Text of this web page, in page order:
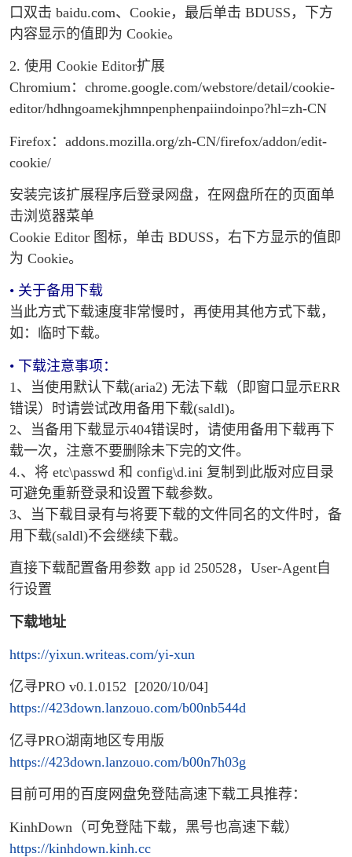
口双击 baidu.com、Cookie，最后单击 BDUSS，下方
内容显示的值即为 Cookie。
2. 使用 Cookie Editor扩展
Chromium：chrome.google.com/webstore/detail/cookie-
editor/hdhngoamekjhmnpenphenpaiindoinpo?hl=zh-CN
Firefox：addons.mozilla.org/zh-CN/firefox/addon/edit-
cookie/
安装完该扩展程序后登录网盘，在网盘所在的页面单
击浏览器菜单
Cookie Editor 图标，单击 BDUSS，右下方显示的值即
为 Cookie。
• 关于备用下载
当此方式下载速度非常慢时，再使用其他方式下载，
如：临时下载。
• 下载注意事项：
1、当使用默认下载(aria2) 无法下载（即窗口显示ERR
错误）时请尝试改用备用下载(saldl)。
2、当备用下载显示404错误时，请使用备用下载再下
载一次，注意不要删除未下完的文件。
4.、将 etc\passwd 和 config\d.ini 复制到此版对应目录
可避免重新登录和设置下载参数。
3、当下载目录有与将要下载的文件同名的文件时，备
用下载(saldl)不会继续下载。
直接下载配置备用参数 app id 250528，User-Agent自
行设置
下载地址
https://yixun.writeas.com/yi-xun
亿寻PRO v0.1.0152 [2020/10/04]
https://423down.lanzouo.com/b00nb544d
亿寻PRO湖南地区专用版
https://423down.lanzouo.com/b00n7h03g
目前可用的百度网盘免登陆高速下载工具推荐：
KinhDown（可免登陆下载，黑号也高速下载）
https://kinhdown.kinh.cc